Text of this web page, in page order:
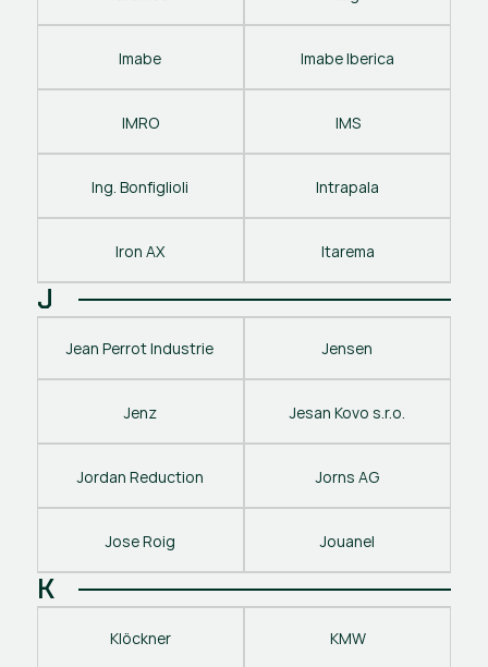
Imabe Imabe Iberica
IMRO IMS
Ing. Bonfiglioli Intrapala
Iron AX Itarema
J
Jean Perrot Industrie Jensen
Jenz Jesan Kovo s.r.o.
Jordan Reduction Jorns AG
Jose Roig Jouanel
K
Klöckner KMW